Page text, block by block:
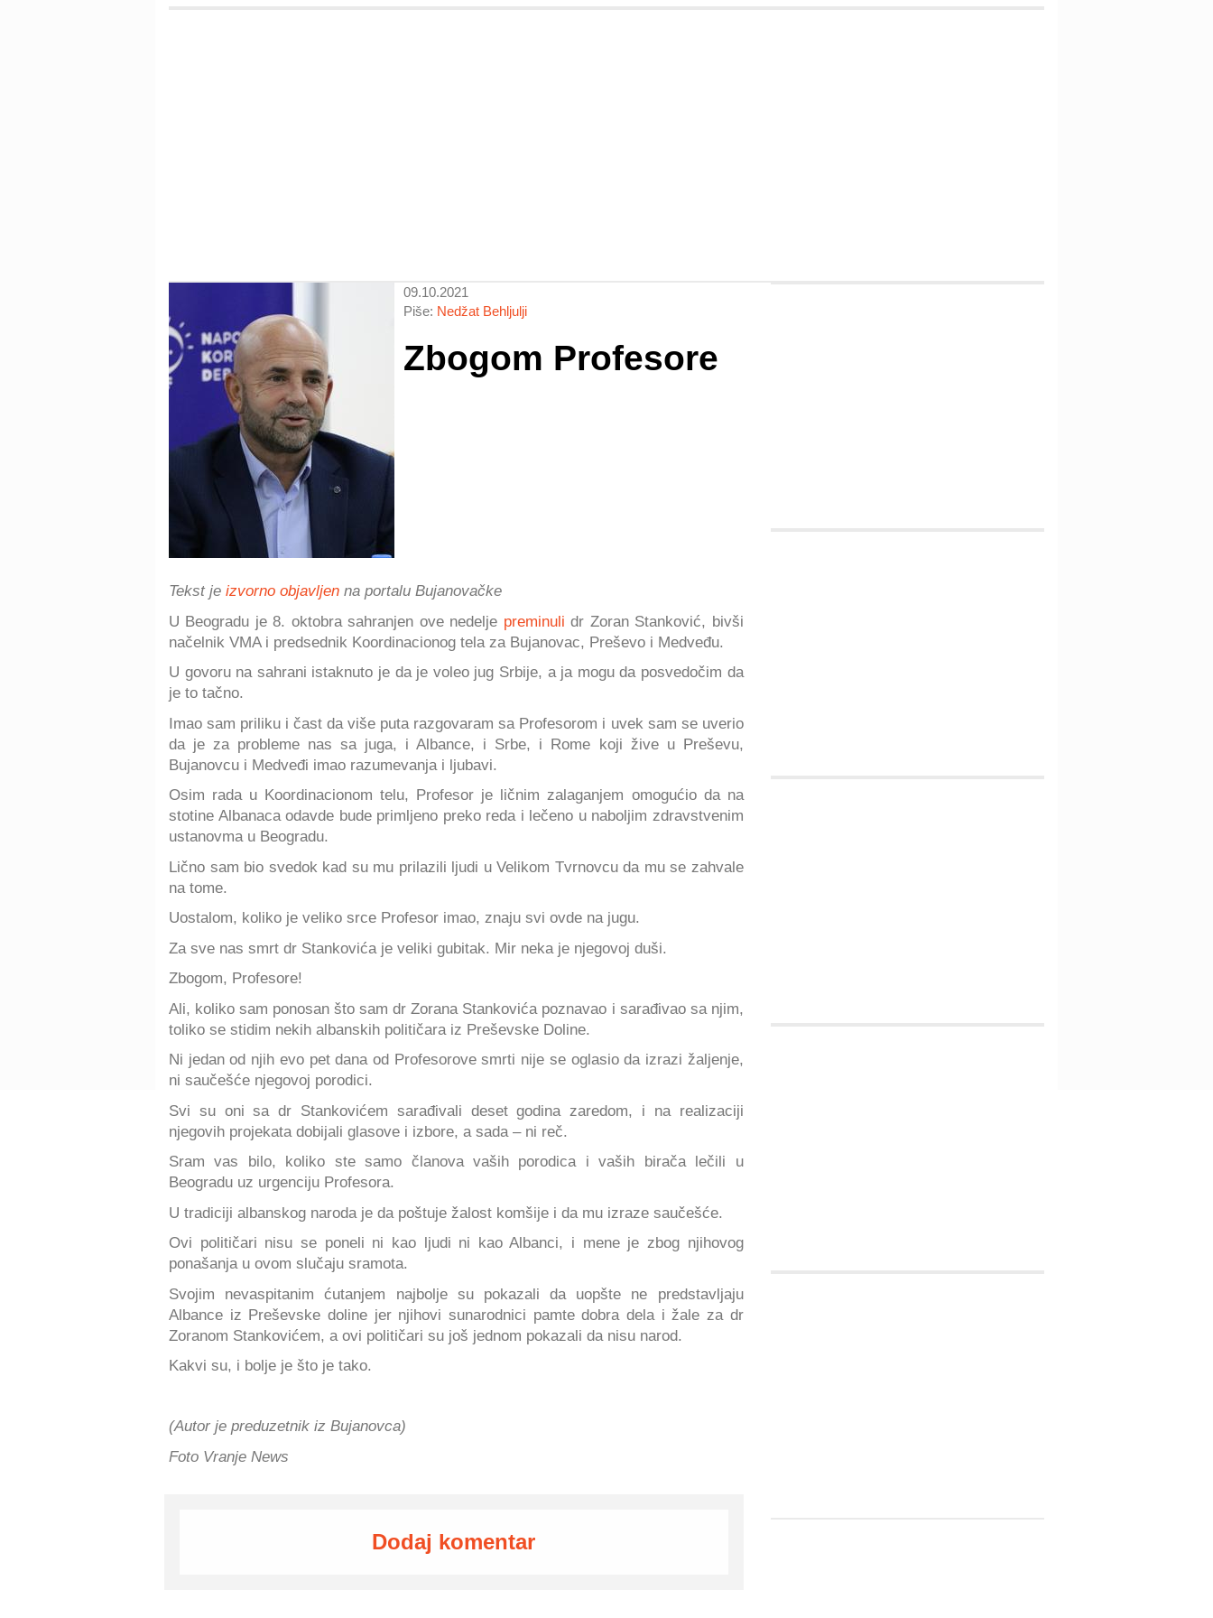
09.10.2021
Piše: Nedžat Behljulji
Zbogom Profesore
Tekst je izvorno objavljen na portalu Bujanovačke
U Beogradu je 8. oktobra sahranjen ove nedelje preminuli dr Zoran Stanković, bivši
načelnik VMA i predsednik Koordinacionog tela za Bujanovac, Preševo i Medveđu.
U govoru na sahrani istaknuto je da je voleo jug Srbije, a ja mogu da posvedočim da
je to tačno.
Imao sam priliku i čast da više puta razgovaram sa Profesorom i uvek sam se uverio
da je za probleme nas sa juga, i Albance, i Srbe, i Rome koji žive u Preševu,
Bujanovcu i Medveđi imao razumevanja i ljubavi.
Osim rada u Koordinacionom telu, Profesor je ličnim zalaganjem omogućio da na
stotine Albanaca odavde bude primljeno preko reda i lečeno u naboljim zdravstvenim
ustanovma u Beogradu.
Lično sam bio svedok kad su mu prilazili ljudi u Velikom Tvrnovcu da mu se zahvale
na tome.
Uostalom, koliko je veliko srce Profesor imao, znaju svi ovde na jugu.
Za sve nas smrt dr Stankovića je veliki gubitak. Mir neka je njegovoj duši.
Zbogom, Profesore!
Ali, koliko sam ponosan što sam dr Zorana Stankovića poznavao i sarađivao sa njim,
toliko se stidim nekih albanskih političara iz Preševske Doline.
Ni jedan od njih evo pet dana od Profesorove smrti nije se oglasio da izrazi žaljenje,
ni saučešće njegovoj porodici.
Svi su oni sa dr Stankovićem sarađivali deset godina zaredom, i na realizaciji
njegovih projekata dobijali glasove i izbore, a sada – ni reč.
Sram vas bilo, koliko ste samo članova vaših porodica i vaših birača lečili u
Beogradu uz urgenciju Profesora.
U tradiciji albanskog naroda je da poštuje žalost komšije i da mu izraze saučešće.
Ovi političari nisu se poneli ni kao ljudi ni kao Albanci, i mene je zbog njihovog
ponašanja u ovom slučaju sramota.
Svojim nevaspitanim ćutanjem najbolje su pokazali da uopšte ne predstavljaju
Albance iz Preševske doline jer njihovi sunarodnici pamte dobra dela i žale za dr
Zoranom Stankovićem, a ovi političari su još jednom pokazali da nisu narod.
Kakvi su, i bolje je što je tako.
(Autor je preduzetnik iz Bujanovca)
Foto Vranje News
Dodaj komentar